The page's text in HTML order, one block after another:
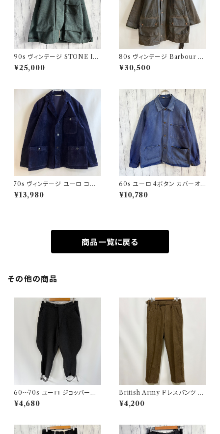
90s ヴィンテージ STONE ISL
AND ウールジャケット ストーン
アイランド グリーンエッジ
¥25,000
80s ヴィンテージ Barbour 2
ワラント ソルウェイジッパー Sol
way Zipper オイルドジャケット
¥30,500
70s ヴィンテージ ユーロ コー
デュロイ セットアップ ビンテー
ジ
¥13,980
60s ユーロ 4ボタン カバーオ
ール ワークジャケット 月桂樹ボ
タン ヴィンテージ
¥10,780
商品一覧に戻る
その他の商品
60〜70s ユーロ ジョッパーズ
パンツ ウールパンツ ヴィンテー
ジ 5
¥4,680
British Army ドレスパンツ イ
ギリス軍 スラックス ミリタリー
パンツ ウールパンツ2
¥4,200